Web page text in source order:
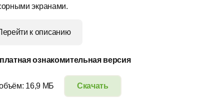
экра­нами.
к описанию
ознакомительная версия
Скачать
16,9 МБ